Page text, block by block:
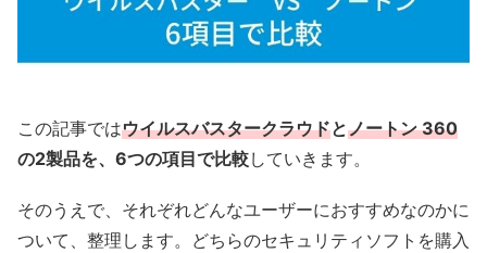
この記事ではウイルスバスタークラウドとノートン 360
の2製品を、6つの項目で比較していきます。
そのうえで、それぞれどんなユーザーにおすすめなのかに
ついて、整理します。どちらのセキュリティソフトを購入